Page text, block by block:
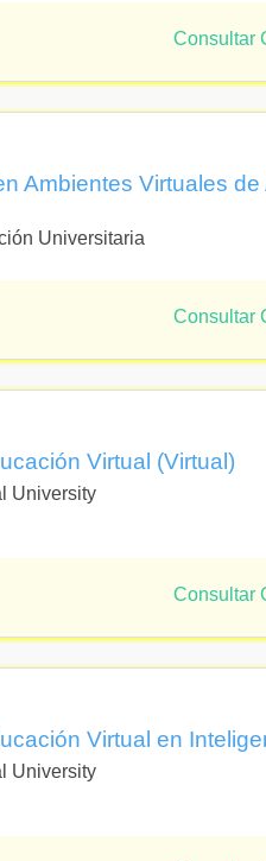
Consultar
Ambientes Virtuales
Universitaria
Consultar
Virtual (Virtual)
University
Consultar
Virtual en
University